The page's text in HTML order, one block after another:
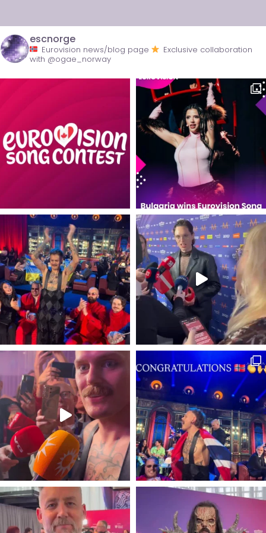
escnorge
Eurovision news/blog page
Exclusive collaboration
with @ogae_norway